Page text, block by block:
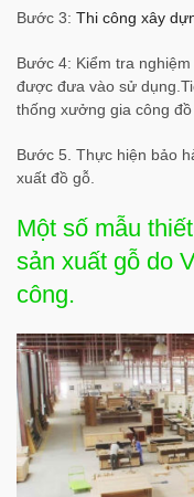
Bước 3: Thi công xây
Bước 4: Kiểm tra
được đưa vào sử
thống xưởng gia công đồ
Bước 5. Thực hiện bảo
xuất đồ gỗ.
Một số mẫu
sản xuất gỗ do
công.